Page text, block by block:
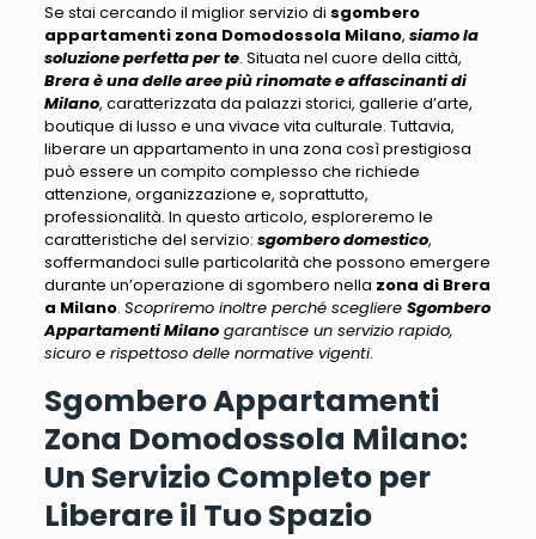
Se stai cercando il miglior servizio di sgombero
appartamenti zona Domodossola Milano, siamo la
soluzione perfetta per te. Situata nel cuore della città,
Brera è una delle aree più rinomate e affascinanti di
Milano, caratterizzata da palazzi storici, gallerie d’arte,
boutique di lusso e una vivace vita culturale. Tuttavia,
liberare un appartamento in una zona così prestigiosa
può essere un compito complesso che richiede
attenzione, organizzazione e, soprattutto,
professionalità. In questo articolo, esploreremo le
caratteristiche del servizio: sgombero domestico,
soffermandoci sulle particolarità che possono emergere
durante un’operazione di sgombero nella zona di Brera
a Milano. Scopriremo inoltre perché scegliere Sgombero
Appartamenti Milanogarantisce un servizio rapido,
sicuro e rispettoso delle normative vigenti.
Sgombero Appartamenti
Zona Domodossola Milano:
Un Servizio Completo per
Liberare il Tuo Spazio